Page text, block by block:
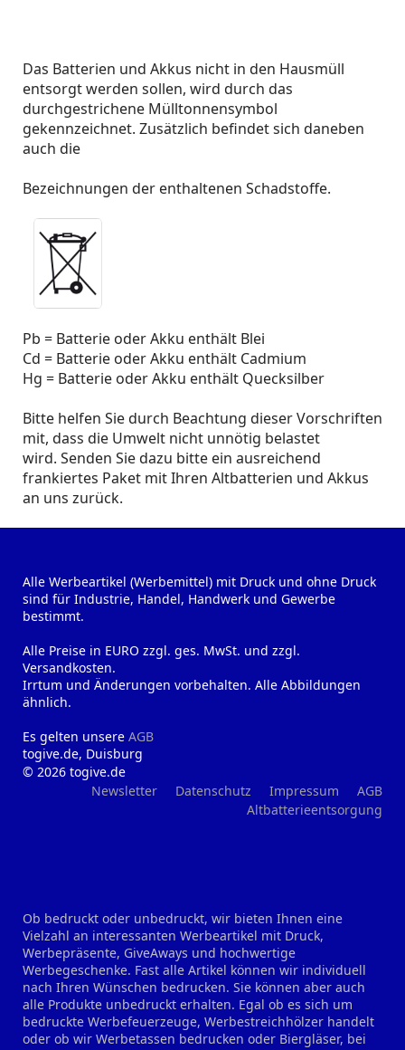
Das Batterien und Akkus nicht in den Hausmüll
entsorgt werden sollen, wird durch das
durchgestrichene Mülltonnensymbol
gekennzeichnet. Zusätzlich befindet sich daneben
auch die
Bezeichnungen der enthaltenen Schadstoffe.
Pb = Batterie oder Akku enthält Blei
Cd = Batterie oder Akku enthält Cadmium
Hg = Batterie oder Akku enthält Quecksilber
Bitte helfen Sie durch Beachtung dieser Vorschriften
mit, dass die Umwelt nicht unnötig belastet
wird. Senden Sie dazu bitte ein ausreichend
frankiertes Paket mit Ihren Altbatterien und Akkus
an uns zurück.
Alle Werbeartikel (Werbemittel) mit Druck und ohne Druck
sind für Industrie, Handel, Handwerk und Gewerbe
bestimmt.
Alle Preise in EURO zzgl. ges. MwSt. und zzgl.
Versandkosten.
Irrtum und Änderungen vorbehalten. Alle Abbildungen
ähnlich.
Es gelten unsere AGB
togive.de, Duisburg
© 2026 togive.de
Newsletter
Datenschutz Impressum
AGB
Altbatterieentsorgung
Ob bedruckt oder unbedruckt, wir bieten Ihnen eine
Vielzahl an interessanten Werbeartikel mit Druck,
Werbepräsente, GiveAways und hochwertige
Werbegeschenke. Fast alle Artikel können wir individuell
nach Ihren Wünschen bedrucken. Sie können aber auch
alle Produkte unbedruckt erhalten. Egal ob es sich um
bedruckte Werbefeuerzeuge, Werbestreichhölzer handelt
oder ob wir Werbetassen bedrucken oder Biergläser, bei